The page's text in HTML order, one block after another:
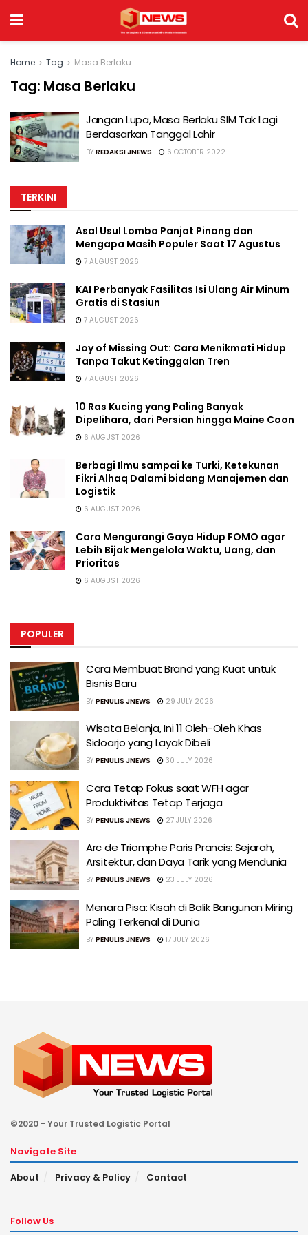
Home Tag Masa Berlaku
Tag: Masa Berlaku
Jangan Lupa, Masa Berlaku SIM Tak Lagi
Berdasarkan Tanggal Lahir
BY REDAKSI JNEWS 6 OCTOBER 2022
TERKINI
Asal Usul Lomba Panjat Pinang dan
Mengapa Masih Populer Saat 17 Agustus
7 AUGUST 2026
KAI Perbanyak Fasilitas Isi Ulang Air Minum
Gratis di Stasiun
7 AUGUST 2026
Joy of Missing Out: Cara Menikmati Hidup
Tanpa Takut Ketinggalan Tren
7 AUGUST 2026
10 Ras Kucing yang Paling Banyak
Dipelihara, dari Persian hingga Maine Coon
6 AUGUST 2026
Berbagi Ilmu sampai ke Turki, Ketekunan
Fikri Alhaq Dalami bidang Manajemen dan
Logistik
6 AUGUST 2026
Cara Mengurangi Gaya Hidup FOMO agar
Lebih Bijak Mengelola Waktu, Uang, dan
Prioritas
6 AUGUST 2026
POPULER
Cara Membuat Brand yang Kuat untuk
Bisnis Baru
BY PENULIS JNEWS 29 JULY 2026
Wisata Belanja, Ini 11 Oleh-Oleh Khas
Sidoarjo yang Layak Dibeli
BY PENULIS JNEWS 30 JULY 2026
Cara Tetap Fokus saat WFH agar
Produktivitas Tetap Terjaga
BY PENULIS JNEWS 27 JULY 2026
Arc de Triomphe Paris Prancis: Sejarah,
Arsitektur, dan Daya Tarik yang Mendunia
BY PENULIS JNEWS 23 JULY 2026
Menara Pisa: Kisah di Balik Bangunan Miring
Paling Terkenal di Dunia
BY PENULIS JNEWS 17 JULY 2026
©2020 - Your Trusted Logistic Portal
Navigate Site
About
Privacy & Policy Contact
Follow Us